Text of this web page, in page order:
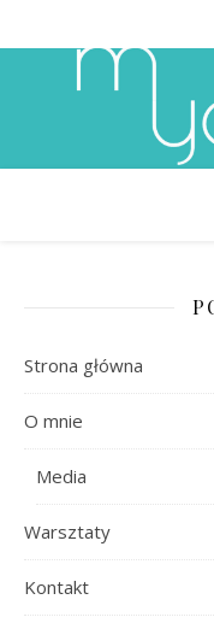
Strona główna
O mnie
Media
Warsztaty
Kontakt